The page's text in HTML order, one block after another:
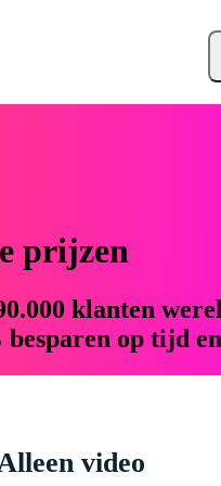
prijzen
klanten
op tijd
video